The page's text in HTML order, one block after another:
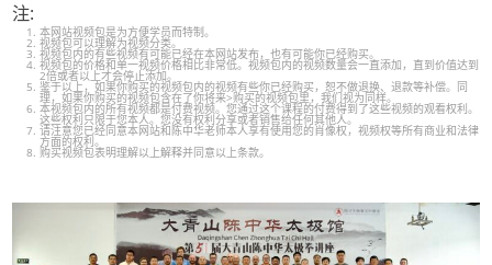
注:
本网站视频包是为方便学员而特制。
视频包可以理解为视频分类。
视频包内的有些视频有可能已经在本网站发布，也有可能你已经购买。
视频包的价格和单一视频价格相比非常低。视频包内的视频数量会一直添加，直到价值达到
2倍或者以上才会停止添加。
鉴于以上，如果你购买的视频包内的视频有些你已经购买，恕不做退换、退款等补偿。同
理，如果你购买的视频包含在了你将来>购买的视频包里，我们视为同样。
本视频包内的所有视频都是付费视频。您通过这个课程的付费得到了这些视频的观看权利。
这些权利只限于您本人。您没有权利分享或者销售给任何其他人。
请注意您已经同意本网站和陈中华老师本人享有使用您的肖像权，视频权等所有商业和法律
方面的权利。
购买视频包表明理解以上解释并同意以上条款。